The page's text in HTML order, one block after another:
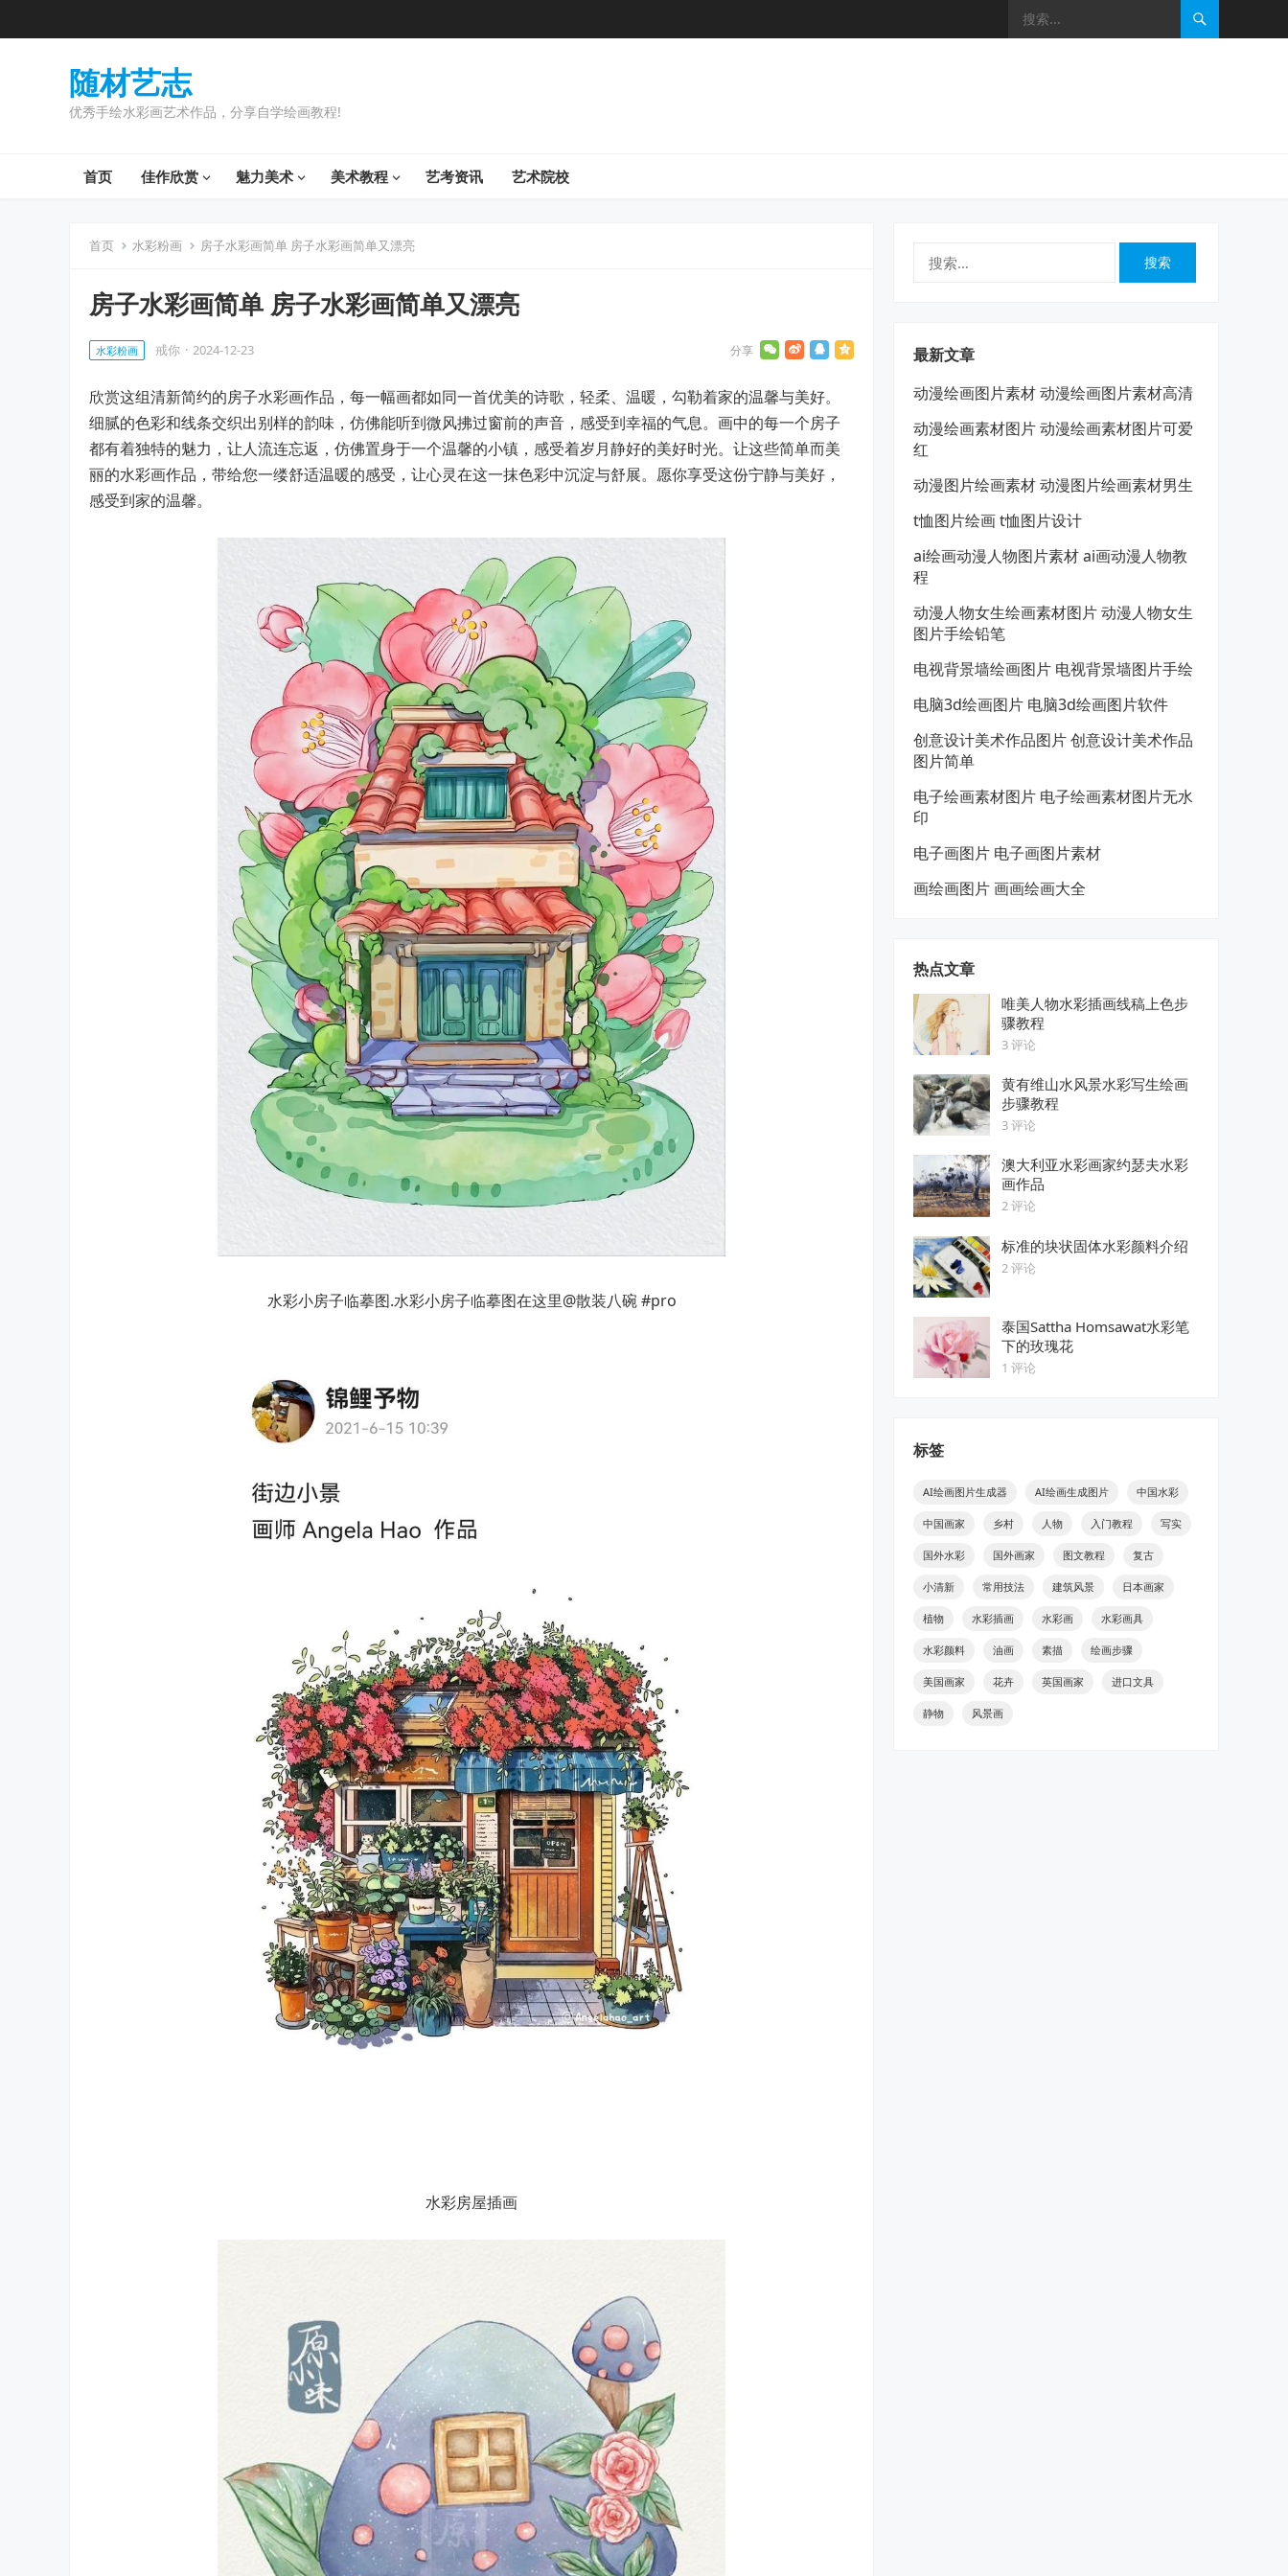
随材艺志
优秀手绘水彩画艺术作品，分享自学绘画教程!
首页 佳作欣赏 魅力美术 美术教程 艺考资讯 艺术院校
首页 水彩粉画 房子水彩画简单 房子水彩画简单又漂亮
房子水彩画简单 房子水彩画简单又漂亮
水彩粉画 戒你 · 2024-12-23
欣赏这组清新简约的房子水彩画作品，每一幅画都如同一首优美的诗歌，轻柔、温暖，勾勒着家的温馨与美好。
细腻的色彩和线条交织出别样的韵味，仿佛能听到微风拂过窗前的声音，感受到幸福的气息。画中的每一个房子
都有着独特的魅力，让人流连忘返，仿佛置身于一个温馨的小镇，感受着岁月静好的美好时光。让这些简单而美
丽的水彩画作品，带给您一缕舒适温暖的感受，让心灵在这一抹色彩中沉淀与舒展。愿你享受这份宁静与美好，
感受到家的温馨。
水彩小房子临摹图.水彩小房子临摹图在这里@散装八碗 #pro
水彩房屋插画
最新文章
动漫绘画图片素材 动漫绘画图片素材高清
动漫绘画素材图片 动漫绘画素材图片可爱
红
动漫图片绘画素材 动漫图片绘画素材男生
t恤图片绘画 t恤图片设计
ai绘画动漫人物图片素材 ai画动漫人物教
程
动漫人物女生绘画素材图片 动漫人物女生
图片手绘铅笔
电视背景墙绘画图片 电视背景墙图片手绘
电脑3d绘画图片 电脑3d绘画图片软件
创意设计美术作品图片 创意设计美术作品
图片简单
电子绘画素材图片 电子绘画素材图片无水
印
电子画图片 电子画图片素材
画绘画图片 画画绘画大全
热点文章
唯美人物水彩插画线稿上色步
骤教程
3 评论
黄有维山水风景水彩写生绘画
步骤教程
3 评论
澳大利亚水彩画家约瑟夫水彩
画作品
2 评论
标准的块状固体水彩颜料介绍
2 评论
泰国Sattha Homsawat水彩笔
下的玫瑰花
1 评论
标签
AI绘画图片生成器 AI绘画生成图片 中国水彩
中国画家 乡村 人物 入门教程 写实
国外水彩 国外画家 图文教程 复古
小清新 常用技法 建筑风景 日本画家
植物 水彩插画 水彩画 水彩画具
水彩颜料 油画 素描 绘画步骤
美国画家 花卉 英国画家 进口文具
静物 风景画